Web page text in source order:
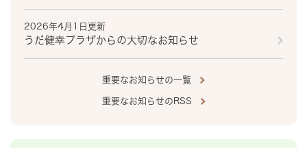
2026年4月1日更新
うだ健幸プラザからの大切なお知らせ
重要なお知らせの一覧
重要なお知らせのRSS